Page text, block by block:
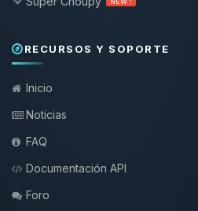
RECURSOS Y SOPORTE
Inicio
Noticias
FAQ
Documentación API
Foro